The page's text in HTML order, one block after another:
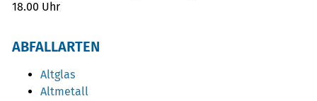
18.00 Uhr
ABFALLARTEN
Altglas
Altmetall